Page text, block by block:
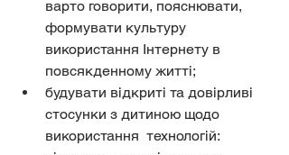
варто говорити, пояснювати,
формувати культуру
використання Інтернету в
повсякденному житті;
будувати відкриті та довірливі
стосунки з дитиною щодо
використання  технологій: